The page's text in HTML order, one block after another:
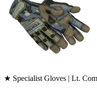
★ Specialist Gloves | Lt.